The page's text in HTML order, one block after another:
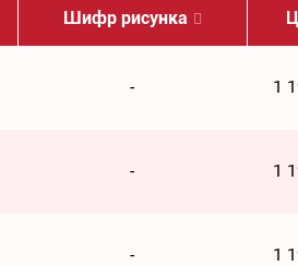
Шифр рисунка
- 1
- 1
- 1